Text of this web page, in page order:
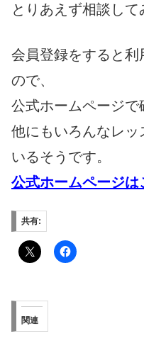
とりあえず相談し
会員登録をすると
ので、
公式ホームページで
他にもいろんなレッ
いるそうです。
公式ホームページは
共有:
関連